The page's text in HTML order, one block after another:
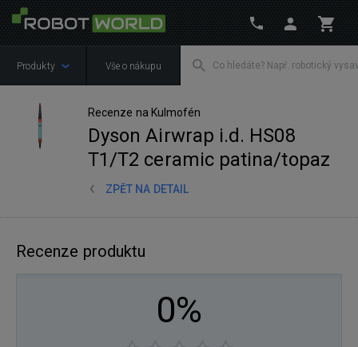
Produkty Vše o nákupu
Recenze na Kulmofén
Dyson Airwrap i.d. HS08
T1/T2 ceramic patina/topaz
ZPĚT NA DETAIL
Recenze produktu
0%